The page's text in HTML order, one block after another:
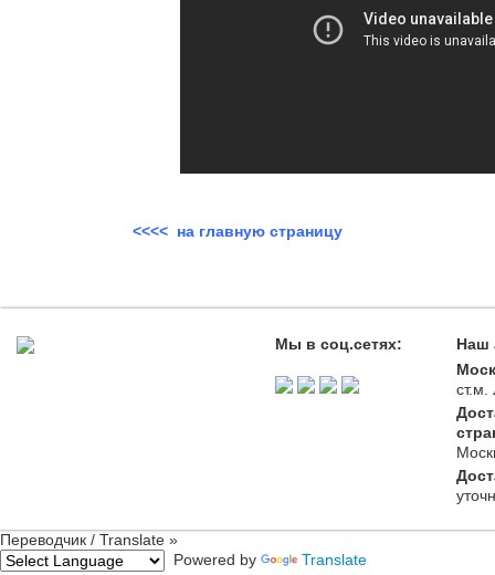
<<<< на главную страницу
Мы в соц.сетях:
Наш
ст.м.
Переводчик / Translate »
Powered by
Translate